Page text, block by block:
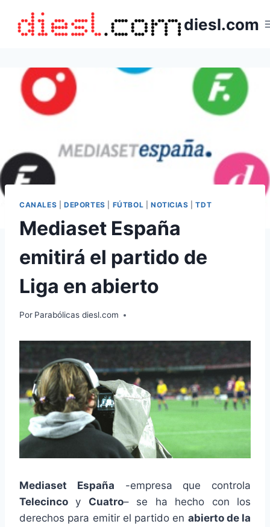
contenido
diesl.com
CANALES DEPORTES FÚTBOL NOTICIAS |TDT
Mediaset España
emitirá el partido de
Liga en abierto
Por Parabólicas diesl.com
Mediaset España -empresa que controla
Telecinco y Cuatro– se ha hecho con los
derechos para emitir el partido en abierto de la